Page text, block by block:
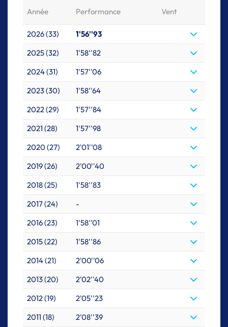
Année Performance Vent
2026 (33)
1'56''93
2025 (32)
1'58''82
2024 (31)
1'57''06
2023 (30)
1'58''64
2022 (29)
1'57''84
2021 (28)
1'57''98
2020 (27)
2'01''08
2019 (26)
2'00''40
2018 (25)
1'58''83
2017 (24)
-
2016 (23)
1'58''01
2015 (22)
1'58''86
2014 (21)
2'00''06
2013 (20)
2'02''40
2012 (19)
2'05''23
2011 (18)
2'08''39